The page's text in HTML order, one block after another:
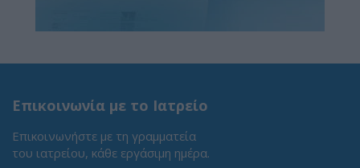
Επικοινωνία με το Ιατρείο
Επικοινωνήστε με τη γραμματεία
του ιατρείου, κάθε εργάσιμη ημέρα.